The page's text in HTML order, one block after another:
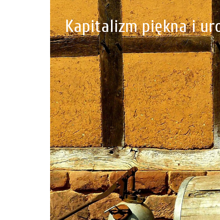
Kapitalizm piękna i